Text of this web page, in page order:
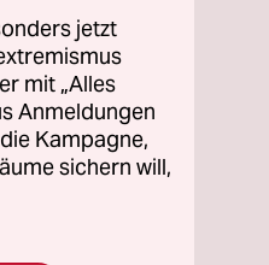
jetzt
mit „Alles
Anmeldungen
Kampagne,
sichern will,